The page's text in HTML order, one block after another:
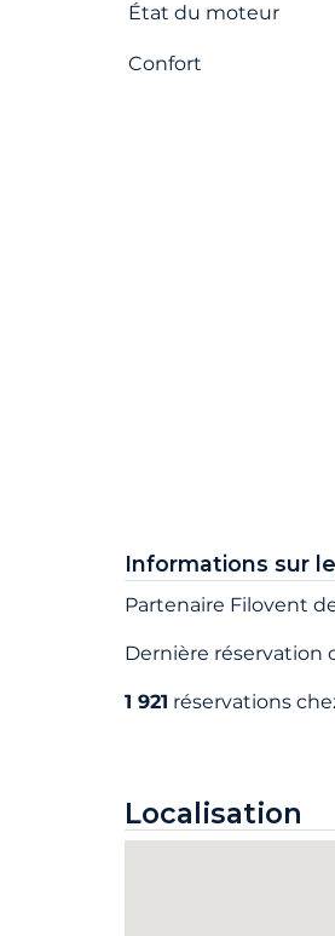
État du moteur
Confort
Informations sur
Partenaire Filovent
Dernière réservation
1 921 réservations
Localisation